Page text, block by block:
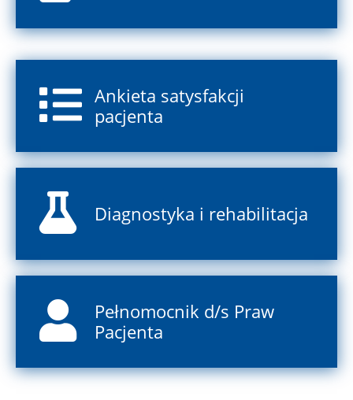
Ankieta satysfakcji
pacjenta
Diagnostyka i rehabilitacja
Pełnomocnik d/s Praw
Pacjenta